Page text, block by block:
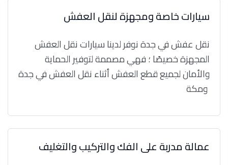
سيارات خاصة ومجهزة لنقل العفش
نقل عفش في جدة نوفر لدينا سيارات نقل العفش
المجهزة خصيصًا ؛ فهي مصممة لتوفير الحماية
والأمان لجميع قطع العفش أثناء نقل العفش في جدة
عمالة مدربة على الفك والتركيب والتغليف